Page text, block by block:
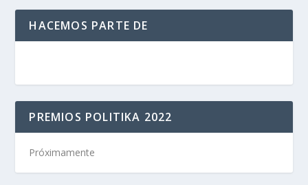
HACEMOS PARTE DE
PREMIOS POLITIKA 2022
Próximamente